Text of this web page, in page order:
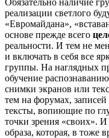
Обязательно наличие
реализации светлого
«Евромайдана»,
основе прежде всего
реальности. И тем не
и включать в себя все
группы. На наглядных
обучение
снимки экранов или
тем на форумах,
тексты, вопиющие по
точки зрения «своих». И
образа, которая, в тоже